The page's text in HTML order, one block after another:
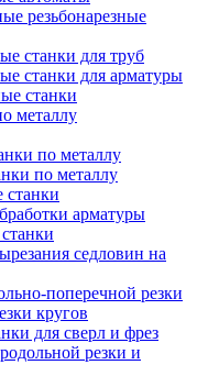
резьбонарезные
станки для труб
станки для арматуры
станки
металлу
по металлу
по металлу
станки
арматуры
седловин на
поперечной резки
кругов
для сверл и фрез
резки и